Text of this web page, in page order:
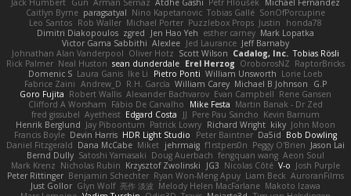
Caitlyn Byrne paragsatyal Nino Kapetanovic Tobias Gallé SonOfPorcupine
Leo Santos Rob Waller Michael Porter Puzzlebox Props Justin
honda78
Dimitri Diakopoulos zgred Jen Hao Yeh esther carney Mark Lopatka
Victor Gama Sabbithi Alexlee Jed Laurance Jeff Barnaby
Johnathan Alan Vanderpool Oliver Hotz Scott Wilson Cadalog, Inc. Tobias Rösli
Rick Palmer Neal Huston sean dunderdale Erel Herzog OroborosNZ RaptorBricks
Domenic S Laura Ganis Ike Li Pietro Ponti William Unsworth Lorie Loeb
Fabrice Zaini Andrew_D R.H. García William Carey Michael B Johnson
G.P
Goro Fujita Robert Wallis Alexander Bachvarov Evan Campbell Rene Gansen
Clifford A Worsham Fábio De Carvalho Mike Festa Martin Banak - Dr Zed
fred gissubel Ayetheist Edgard Costa JJ Pere Pau Sancho Kevin Barnum
Henrik Berglund Jay Piboontum Patrick Lowry Richard Wright kiky John Moon
Francis Boyle Devin Harris HDR Light Studio Peter Baintner Da5id Bob Dowling
Daniel Fitzgerald Dana McCabe Miket jehrmaig f1rstpers0n Peggy O'Brien Jason Lai
Bernd Dully Satoshi Yamasaki Doug Auerbach fengquan wang Aeon Soul
Mark Krenz Nicholas Rubin Krzysztof Zwolinski JG3 Nicolas Côté V-o Josh Purple
Peter Rittinger Benjamin Schechter Ryan Won-Meng Apuy Liam Beck AuroranFilms
Just Gollor Glyn Wolf 亮作 淡波 Melody Helen MacFarlane Makoto Izawa